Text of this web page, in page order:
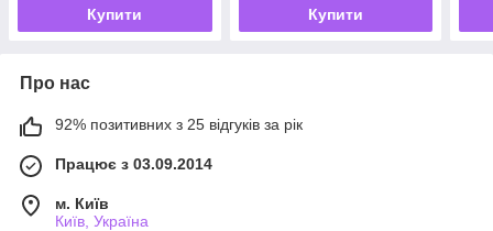
Купити Купити
Про нас
92% позитивних з 25 відгуків за рік
Працює з 03.09.2014
м. Київ
Київ, Україна